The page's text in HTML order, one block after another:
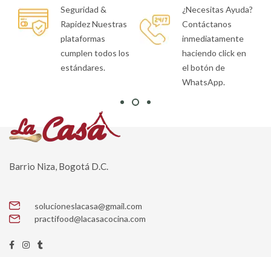
¿Necesitas Ayuda?
Contáctanos
inmediatamente
haciendo click en
el botón de
Protegidos Tus
datos están
siempre a salvo
en nuestra
plataforma.
Barrio Niza, Bogotá D.C.
solucioneslacasa@gmail.com
practifood@lacasacocina.com